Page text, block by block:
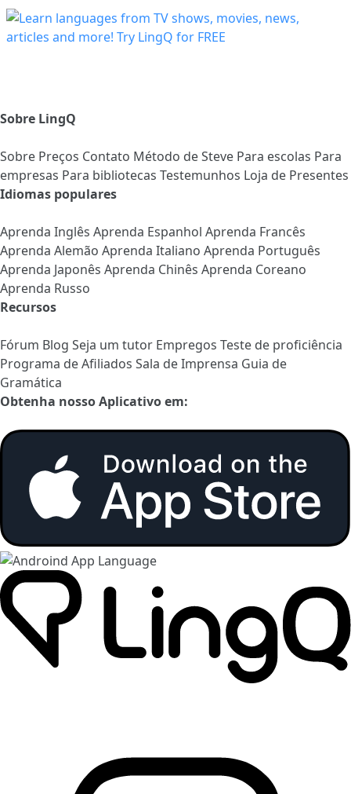
Sobre LingQ
Sobre Preços Contato Método de Steve Para escolas Para
empresas Para bibliotecas Testemunhos Loja de Presentes
Idiomas populares
Aprenda Inglês Aprenda Espanhol Aprenda Francês
Aprenda Alemão Aprenda Italiano Aprenda Português
Aprenda Japonês Aprenda Chinês Aprenda Coreano
Aprenda Russo
Recursos
Fórum Blog Seja um tutor Empregos Teste de proficiência
Programa de Afiliados Sala de Imprensa Guia de
Gramática
Obtenha nosso Aplicativo em: